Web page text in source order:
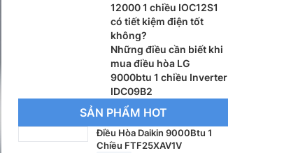
12000 1 chiều IOC12S1
có tiết kiệm điện tốt
không?
Những điều cần biết khi
mua điều hòa LG
9000btu 1 chiều Inverter
IDC09B2
SẢN PHẨM HOT
Điều Hòa Daikin 9000Btu 1
Chiều FTF25XAV1V